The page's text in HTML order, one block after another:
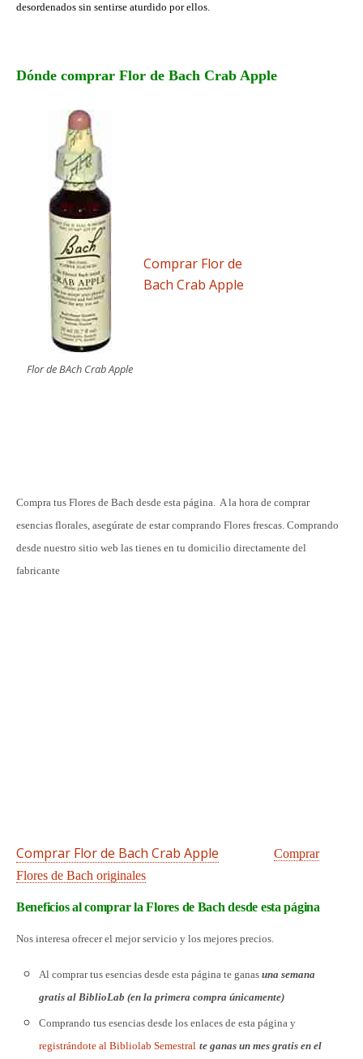
desordenados sin sentirse aturdido por ellos.
Dónde comprar Flor de Bach Crab Apple
Flor de BAch Crab Apple
Comprar Flor de
Bach Crab Apple
Compra tus Flores de Bach desde esta página. A la hora de comprar
esencias florales, asegúrate de estar comprando Flores frescas. Comprando
desde nuestro sitio web las tienes en tu domicilio directamente del
fabricante
Comprar Flor de Bach Crab Apple
Comprar
Flores de Bach originales
Beneficios al comprar la Flores de Bach desde esta página
Nos interesa ofrecer el mejor servicio y los mejores precios.
Al comprar tus esencias desde esta página te ganasuna semana
gratis al BiblioLab (en la primera compra únicamente)
Comprando tus esencias desde los enlaces de esta página y
registrándote al Bibliolab Semestral te ganas un mes gratis en el